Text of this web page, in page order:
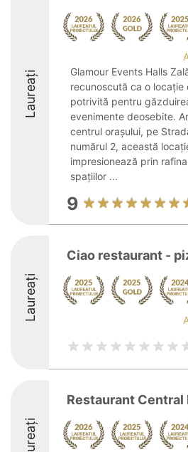
Laureați
Glamour Events Halls
recunoscută ca o locație
potrivită pentru
evenimente deosebite.
centrul orașului, pe
numărul 2, această
impresionează prin
spațiilor ...
9
Laureați
Ciao restaurant -
Laureați
Restaurant